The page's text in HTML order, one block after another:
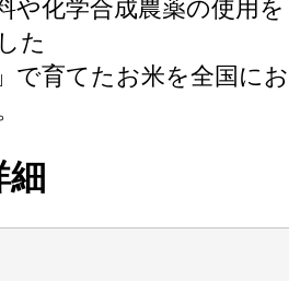
や化学合成農薬の使用を
た
で育てたお米を全国にお